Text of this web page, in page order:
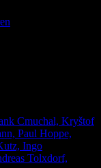
Cmuchal, Kryštof
Paul Hoppe,
Ingo
Tolxdorf,